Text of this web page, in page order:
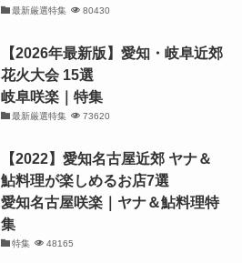
最新厳選特集 80430
【2026年最新版】愛知・岐阜近郊
花火大会 15選
岐阜咲楽｜特集
最新厳選特集 73620
【2022】愛知名古屋近郊 ヤナ＆
鮎料理が楽しめるお店7選
愛知名古屋咲楽｜ヤナ＆鮎料理特
集
特集 48165